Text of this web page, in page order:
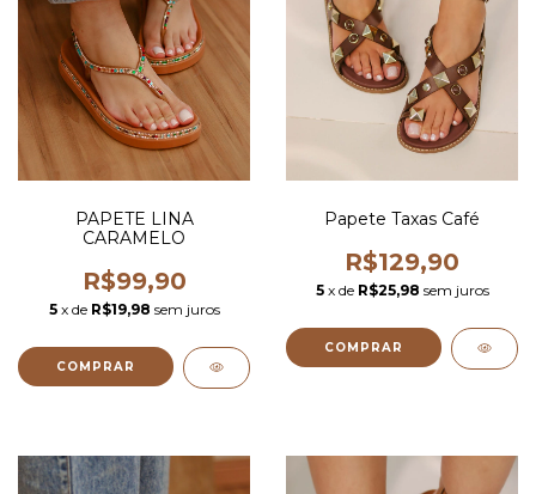
PAPETE LINA
CARAMELO
R$99,90
5 x de R$19,98 sem juros
COMPRAR
Papete Taxas Café
R$129,90
5 x de R$25,98 sem juros
COMPRAR